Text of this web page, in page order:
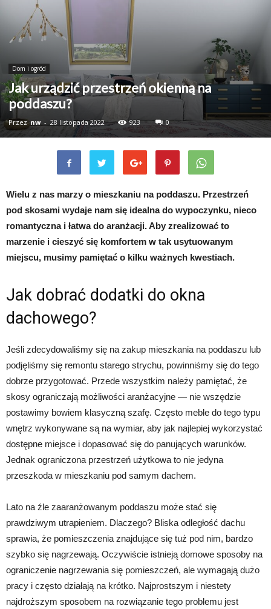
Dom i ogród
Jak urządzić przestrzeń okienną na
poddaszu?
Przez nw - 28 listopada 2022 923 0
Wielu z nas marzy o mieszkaniu na poddaszu. Przestrzeń
pod skosami wydaje nam się idealna do wypoczynku, nieco
romantyczna i łatwa do aranżacji. Aby zrealizować to
marzenie i cieszyć się komfortem w tak usytuowanym
miejscu, musimy pamiętać o kilku ważnych kwestiach.
Jak dobrać dodatki do okna
dachowego?
Jeśli zdecydowaliśmy się na zakup mieszkania na poddaszu lub
podjęliśmy się remontu starego strychu, powinniśmy się do tego
dobrze przygotować. Przede wszystkim należy pamiętać, że
skosy ograniczają możliwości aranżacyjne — nie wszędzie
postawimy bowiem klasyczną szafę. Często meble do tego typu
wnętrz wykonywane są na wymiar, aby jak najlepiej wykorzystać
dostępne miejsce i dopasować się do panujących warunków.
Jednak ograniczona przestrzeń użytkowa to nie jedyna
przeszkoda w mieszkaniu pod samym dachem.
Lato na źle zaaranżowanym poddaszu może stać się
prawdziwym utrapieniem. Dlaczego? Bliska odległość dachu
sprawia, że pomieszczenia znajdujące się tuż pod nim, bardzo
szybko się nagrzewają. Oczywiście istnieją domowe sposoby na
ograniczenie nagrzewania się pomieszczeń, ale wymagają dużo
pracy i często działają na krótko. Najprostszym i niestety
najdroższym sposobem na rozwiązanie tego problemu jest